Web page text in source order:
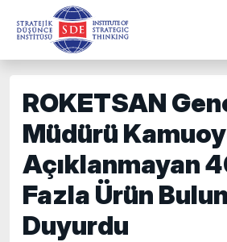
ROKETSAN
Müdürü
Açıklanmayan
Fazla Ürün
Duyurdu